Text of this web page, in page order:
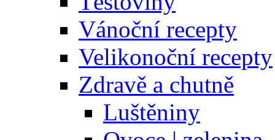
Vánoční recepty
Velikonoční recepty
Zdravě a chutně
Luštěniny